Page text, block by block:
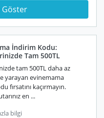
Göster
İndirim Kodu:
Tam 500TL
tam 500TL daha az
yarayan evinemama
fırsatını kaçırmayın.
en ...
bilgi